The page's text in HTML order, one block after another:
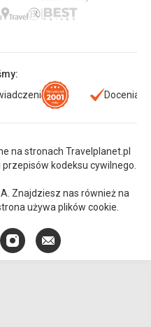
Doceniani
na stronach Travelplanet.pl
kodeksu cywilnego.
Znajdziesz nas również na
używa plików cookie.
Instagram
E-
mail